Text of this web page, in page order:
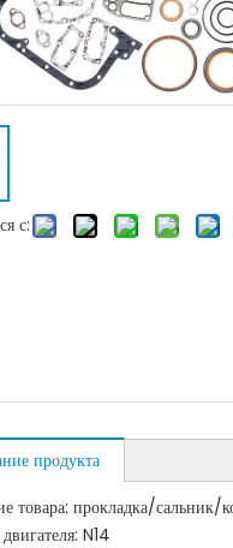
с:
продукта
товара: прокладка/сальник/
N14